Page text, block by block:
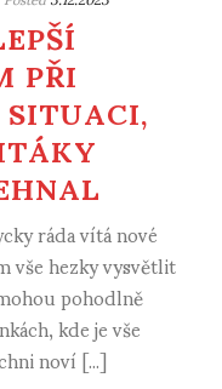
PŘI
ráda vítá nové
vše hezky vysvětlit
pohodlně
kde je vše
noví [...]